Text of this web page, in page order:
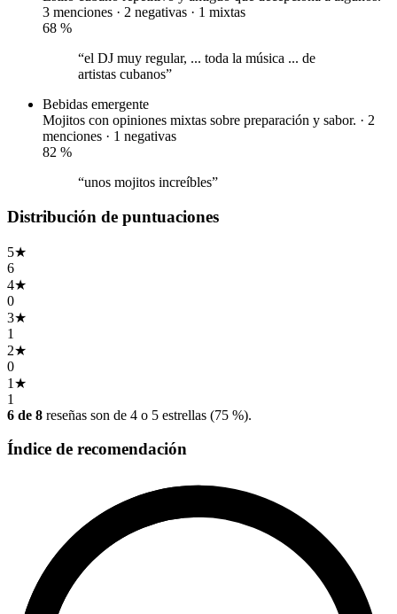
3 menciones · 2 negativas · 1 mixtas
68 %
“el DJ muy regular, ... toda la música ... de
artistas cubanos”
Bebidas emergente
Mojitos con opiniones mixtas sobre preparación y sabor. · 2
menciones · 1 negativas
82 %
“unos mojitos increíbles”
Distribución de puntuaciones
5★
6
4★
0
3★
1
2★
0
1 ★
1
6 de 8 reseñas son de 4 o 5 estrellas (75 %).
Índice de recomendación